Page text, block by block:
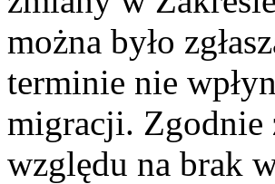
można było
terminie nie
migracji. Zgodnie
względu na brak